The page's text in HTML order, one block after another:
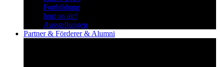
Fortbildung
hmt on air!
Ausstellungen
Partner & Förderer & Alumni